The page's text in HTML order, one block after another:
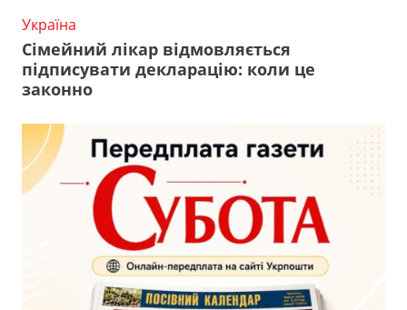
Україна
Сімейний лікар відмовляється
підписувати декларацію: коли це
законно